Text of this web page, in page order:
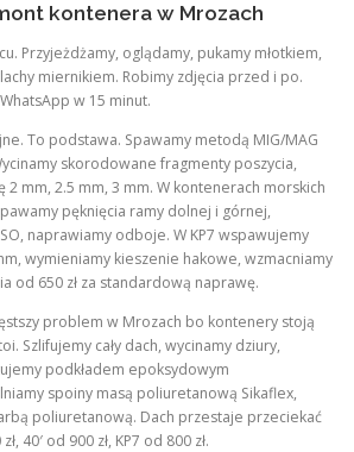
kontenera w Mrozach
Przyjeżdżamy, oglądamy, pukamy młotkiem,
miernikiem. Robimy zdjęcia przed i po.
w 15 minut.
To podstawa. Spawamy metodą MIG/MAG
skorodowane fragmenty poszycia,
mm, 2.5 mm, 3 mm. W kontenerach morskich
pęknięcia ramy dolnej i górnej,
naprawiamy odboje. W KP7 wspawujemy
wymieniamy kieszenie hakowe, wzmacniamy
od 650 zł za standardową naprawę.
problem w Mrozach bo kontenery stoją
Szlifujemy cały dach, wycinamy dziury,
podkładem epoksydowym
spoiny masą poliuretanową Sikaflex,
poliuretanową. Dach przestaje przeciekać
40′ od 900 zł, KP7 od 800 zł.